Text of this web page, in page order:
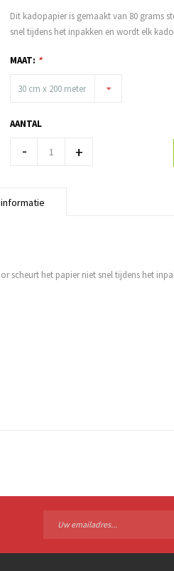
Dit kadopapier is gemaakt van 80 grams
snel tijdens het inpakken en wordt elk
MAAT: *
30 cm x 200 meter
AANTAL
- +
scheurt het papier niet snel tijdens het